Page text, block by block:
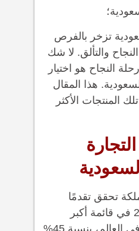
تزخر بالفرص
والتألق. لا شك
النجاح هو اختيار
هذا المقال
الأكثر
تحقق تقدمًا
ملحوظًا، تحتل المرتبة الـ25 في قائمة أكبر